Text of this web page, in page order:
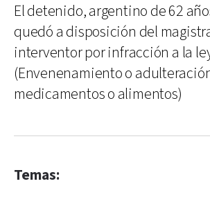
El detenido, argentino de 62
quedó a disposición del
interventor por infracción a la
(Envenenamiento o
medicamentos o alimentos)
Temas: